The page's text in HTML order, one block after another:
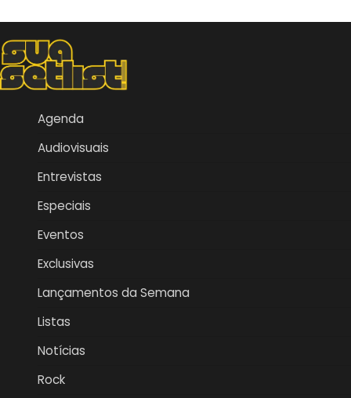
Agenda
Audiovisuais
Entrevistas
Especiais
Eventos
Exclusivas
Lançamentos da Semana
Listas
Notícias
Rock